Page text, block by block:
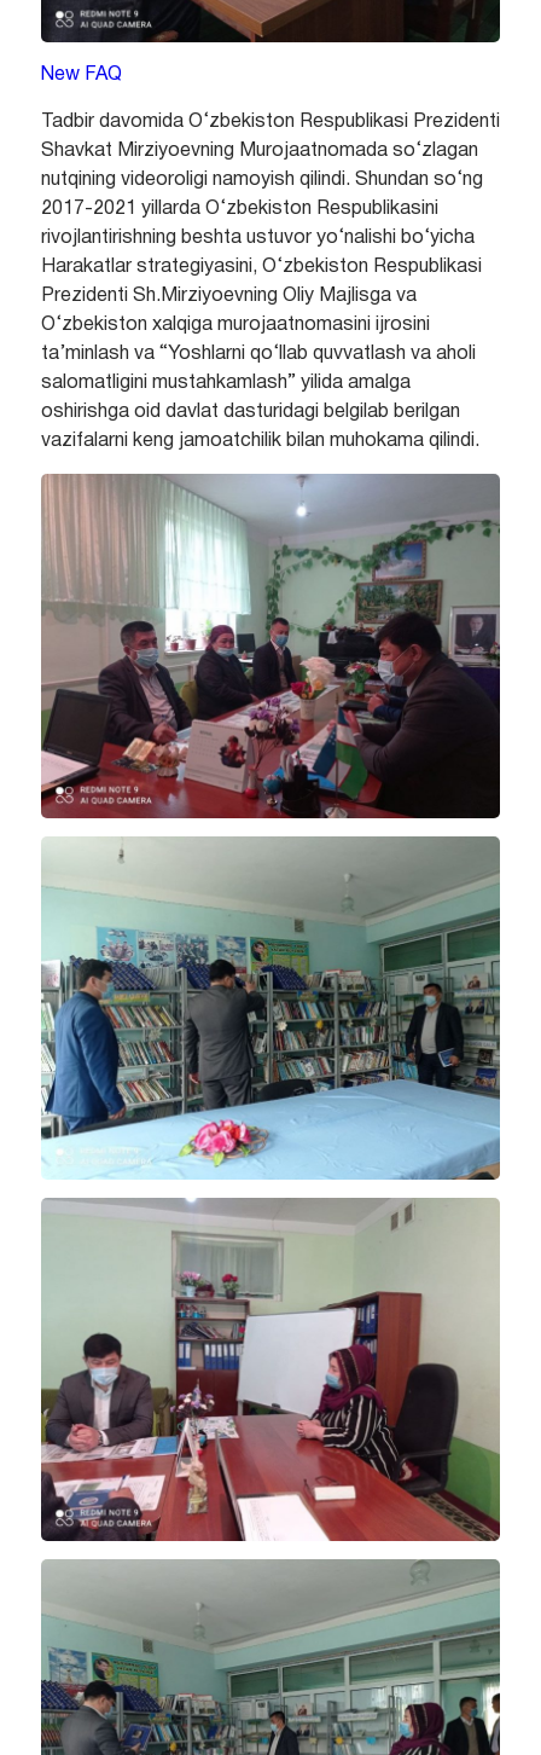
New FAQ
Tadbir davomida O‘zbekiston Respublikasi Prezidenti
Shavkat Mirziyoevning Murojaatnomada so‘zlagan
nutqining videoroligi namoyish qilindi. Shundan so‘ng
2017-2021 yillarda O‘zbekiston Respublikasini
rivojlantirishning beshta ustuvor yo‘nalishi bo‘yicha
Harakatlar strategiyasini, O‘zbekiston Respublikasi
Prezidenti Sh.Mirziyoevning Oliy Majlisga va
O‘zbekiston xalqiga murojaatnomasini ijrosini
ta’minlash va “Yoshlarni qo‘llab quvvatlash va aholi
salomatligini mustahkamlash” yilida amalga
oshirishga oid davlat dasturidagi belgilab berilgan
vazifalarni keng jamoatchilik bilan muhokama qilindi.